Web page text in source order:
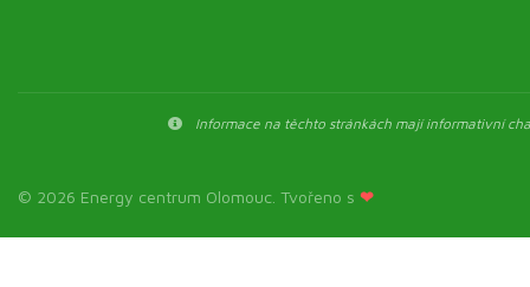
Informace na těchto stránkách mají informativní
© 2026 Energy centrum Olomouc. Tvořeno s ❤